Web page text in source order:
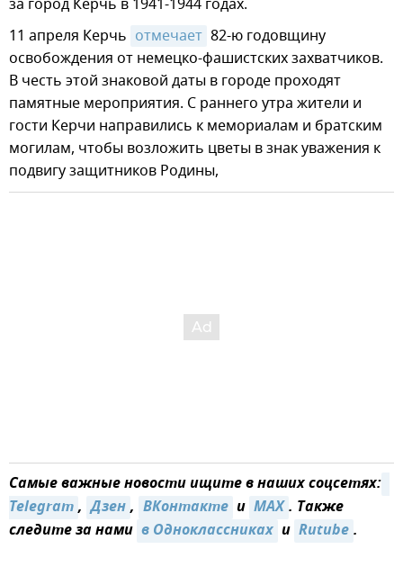
за город Керчь в 1941-1944 годах.
11 апреля Керчь отмечает 82-ю годовщину
освобождения от немецко-фашистских захватчиков.
В честь этой знаковой даты в городе проходят
памятные мероприятия. С раннего утра жители и
гости Керчи направились к мемориалам и братским
могилам, чтобы возложить цветы в знак уважения к
подвигу защитников Родины,
Самые важные новости ищите в наших соцсетях:
Telegram, Дзен, ВКонтакте и MAX. Также
следите за нами в Одноклассниках и Rutube.